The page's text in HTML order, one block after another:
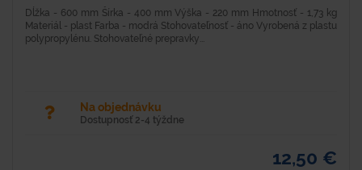
Dĺžka - 600 mm Šírka - 400 mm Výška - 220 mm Hmotnosť - 1,73 kg
Materiál - plast Farba - modrá Stohovateľnosť - áno Vyrobená z plastu
polypropylénu. Stohovateľné prepravky...
Na objednávku
Dostupnosť 2-4 týždne
12,50 €